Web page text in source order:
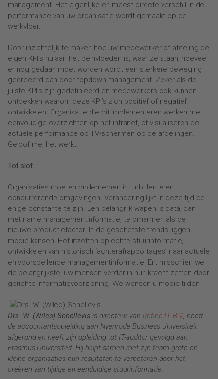
management. Het eigenlijke en meest directe verschil in de
performance van uw organisatie wordt gemaakt op de
werkvloer.
Door inzichtelijk te maken hoe uw medewerker of afdeling de
eigen KPI’s nu aan het beïnvloeden is, waar ze staan, hoeveel
er nog gedaan moet worden wordt een sterkere beweging
gecreëerd dan door topdown-management. Zeker als de
juiste KPI’s zijn gedefinieerd en medewerkers ook kunnen
ontdekken waarom deze KPI’s zich positief of negatief
ontwikkelen. Organisatie die dit implementeren werken met
eenvoudige overzichten op het intranet, of visualiseren de
actuele performance op TV-schermen op de afdelingen.
Geloof me, het werkt!
Tot slot
Organisaties moeten ondernemen in turbulente en
concurrerende omgevingen. Verandering lijkt in deze tijd de
enige constante te zijn. Een belangrijk wapen is data, dan
met name managementinformatie, te omarmen als de
nieuwe productiefactor. In de geschetste trends liggen
mooie kansen. Het inzetten op echte stuurinformatie,
ontwikkelen van historisch ‘achterafrapportages’ naar actuele
en voorspellende managementinformatie. En, misschien wel
de belangrijkste, uw mensen verder in hun kracht zetten door
gerichte informatievoorziening. We wensen u mooie tijden!
Drs. W. (Wilco) Schellevis is directeur van Refine-IT B.V., heeft
de accountantsopleiding aan Nyenrode Business Universiteit
afgerond en heeft zijn opleiding tot IT-auditor gevolgd aan
Erasmus Universiteit. Hij helpt samen met zijn team grote en
kleine organisaties hun resultaten te verbeteren door het
creëren van tijdige en eenduidige stuurinformatie.